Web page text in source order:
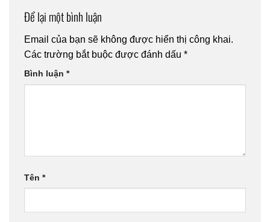
Để lại một bình luận
Email của bạn sẽ không được hiển thị công khai.
Các trường bắt buộc được đánh dấu *
Bình luận *
Tên *